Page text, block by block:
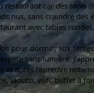
restaurant car des
nus, sans craindre
avec tables
pour dormir, aux
sans lumière.
et après l’épreuve
jacuzzi, wifi, buffet à